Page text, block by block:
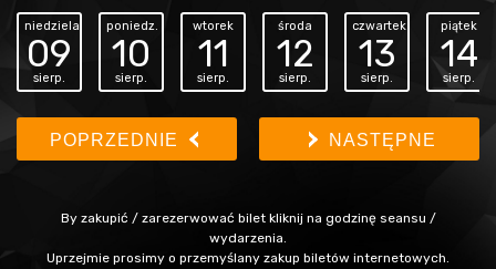
niedziela
09
sierp.
poniedz.
10
sierp.
wtorek
11
sierp.
środa
12
sierp.
czwartek
13
sierp.
piątek
14
sierp.
POPRZEDNIE NASTĘPNE
By zakupić / zarezerwować bilet kliknij na godzinę seansu /
wydarzenia.
Uprzejmie prosimy o przemyślany zakup biletów internetowych.